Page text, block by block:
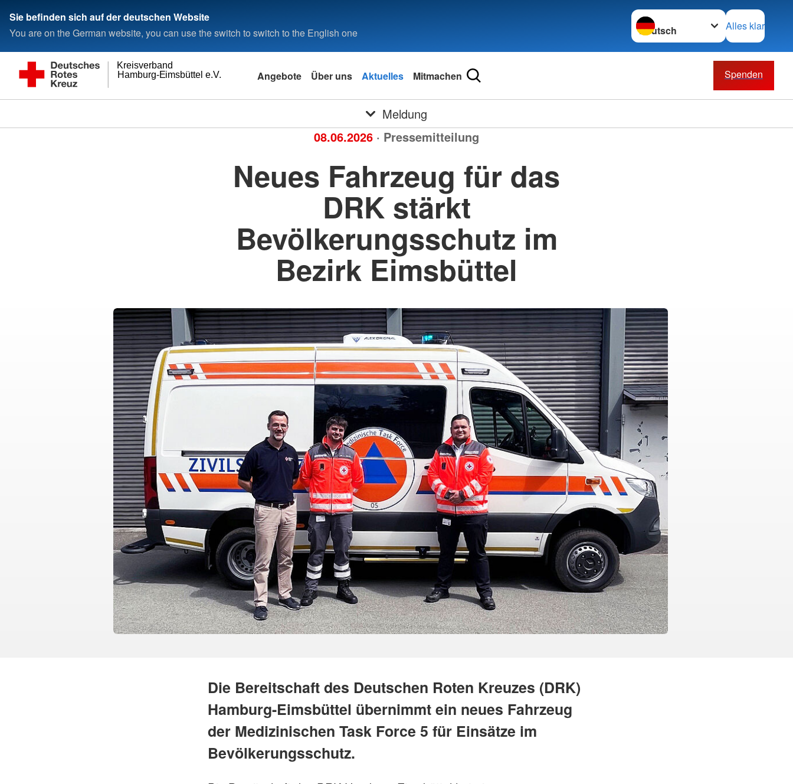
Sie befinden sich auf der deutschen Website
You are on the German website, you can use the switch to switch to the English one
Sprache wechseln zu
Alles klar
Hamburg-Eimsbüttel e.V.
Kreisverband
Angebote Über uns Aktuelles Mitmachen Spenden
Meldung
08.06.2026 · Pressemitteilung
Neues Fahrzeug für das
DRK stärkt
Bevölkerungsschutz im
Bezirk Eimsbüttel
Die Bereitschaft des Deutschen Roten Kreuzes (DRK)
Hamburg-Eimsbüttel übernimmt ein neues Fahrzeug
der Medizinischen Task Force 5 für Einsätze im
Bevölkerungsschutz.